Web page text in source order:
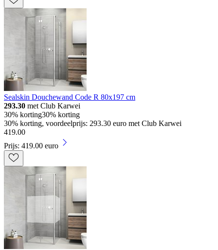
Sealskin Douchewand Code R 80x197 cm
293.30 met Club Karwei
30% korting30% korting
30% korting, voordeelprijs: 293.30 euro met Club Karwei
419.00
Prijs: 419.00 euro